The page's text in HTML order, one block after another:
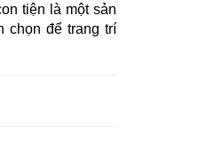
tiện là một sản
chọn để trang trí